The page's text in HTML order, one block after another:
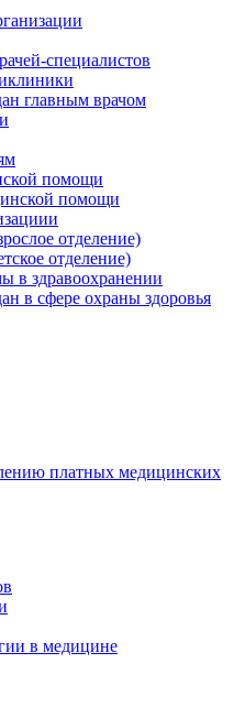
специалистов
главным врачом
помощи
помощи
отделение)
отделение)
в здравоохранении
в сфере охраны здоровья
платных медицинских
в медицине